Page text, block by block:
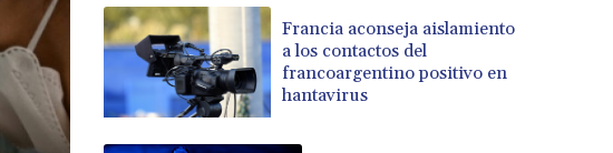
Francia aconseja aislamiento
a los contactos del
francoargentino positivo en
hantavirus